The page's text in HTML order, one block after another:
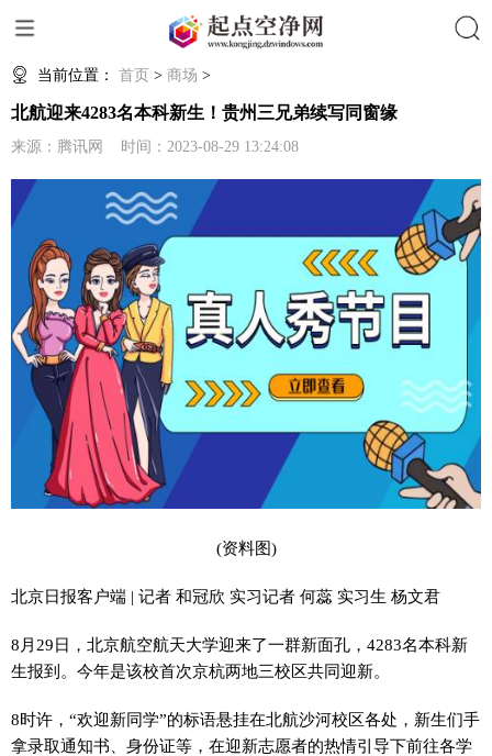
当前位置： 首页 > 商场 >
北航迎来4283名本科新生！贵州三兄弟续写同窗缘
来源：腾讯网 时间：2023-08-29 13:24:08
(资料图)
北京日报客户端 | 记者 和冠欣 实习记者 何蕊 实习生 杨文君
8月29日，北京航空航天大学迎来了一群新面孔，4283名本科新
生报到。今年是该校首次京杭两地三校区共同迎新。
8时许，“欢迎新同学”的标语悬挂在北航沙河校区各处，新生们手
拿录取通知书、身份证等，在迎新志愿者的热情引导下前往各学